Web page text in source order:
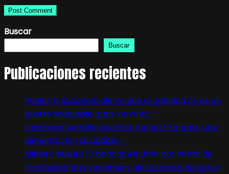
Buscar
Buscar
Publicaciones recientes
Pediatra española alerta que la gelatina no es un
postre saludable para los niños –
Destacan beneficios de las menestras para una
alimentación saludable –
Minsa clausura 18 boticas en Lima por venta de
medicamentos vencidos y alerta sobre riesgos a